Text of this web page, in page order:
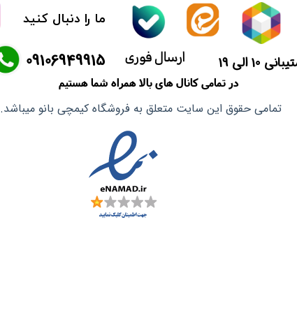
ماسک صورت
آشپزی آسیایی
تمامی حقوق این سایت متعلق به فروشگاه کیمچی بانو میباشد.
ما را دنبال کنید
​09106949915 ارسال فوری 10 الی 19
در تمامی کانال های بالا همراه شما هستیم